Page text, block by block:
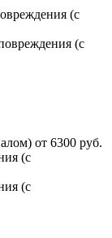
(с
(с
от 6300 руб.
(с
(с